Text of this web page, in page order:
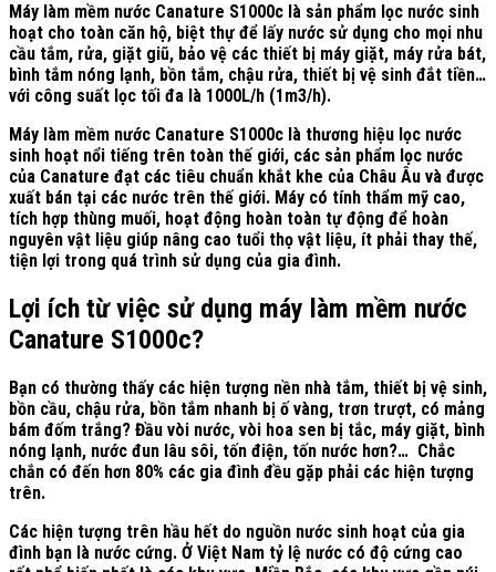
Máy làm mềm nước Canature S1000c là sản phẩm lọc nước sinh
hoạt cho toàn căn hộ, biệt thự để lấy nước sử dụng cho mọi nhu
cầu tắm, rửa, giặt giũ, bảo vệ các thiết bị máy giặt, máy rửa bát,
bình tắm nóng lạnh, bồn tắm, chậu rửa, thiết bị vệ sinh đắt tiền…
với công suất lọc tối đa là 1000L/h (1m3/h).
Máy làm mềm nước Canature S1000c là thương hiệu lọc nước
sinh hoạt nổi tiếng trên toàn thế giới, các sản phẩm lọc nước
của Canature đạt các tiêu chuẩn khắt khe của Châu Âu và được
xuất bán tại các nước trên thế giới. Máy có tính thẩm mỹ cao,
tích hợp thùng muối, hoạt động hoàn toàn tự động để hoàn
nguyên vật liệu giúp nâng cao tuổi thọ vật liệu, ít phải thay thế,
tiện lợi trong quá trình sử dụng của gia đình.
Lợi ích từ việc sử dụng máy làm mềm nước
Canature S1000c?
Bạn có thường thấy các hiện tượng nền nhà tắm, thiết bị vệ sinh,
bồn cầu, chậu rửa, bồn tắm nhanh bị ố vàng, trơn trượt, có mảng
bám đốm trắng? Đầu vòi nước, vòi hoa sen bị tắc, máy giặt, bình
nóng lạnh, nước đun lâu sôi, tốn điện, tốn nước hơn?… Chắc
chắn có đến hơn 80% các gia đình đều gặp phải các hiện tượng
trên.
Các hiện tượng trên hầu hết do nguồn nước sinh hoạt của gia
đình bạn là nước cứng. Ở Việt Nam tỷ lệ nước có độ cứng cao